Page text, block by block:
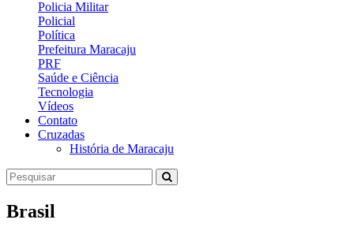
Policia Militar
Policial
Política
Prefeitura Maracaju
PRF
Saúde e Ciência
Tecnologia
Vídeos
Contato
Cruzadas
História de Maracaju
Brasil